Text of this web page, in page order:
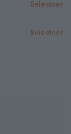
Selecteer
Selecteer